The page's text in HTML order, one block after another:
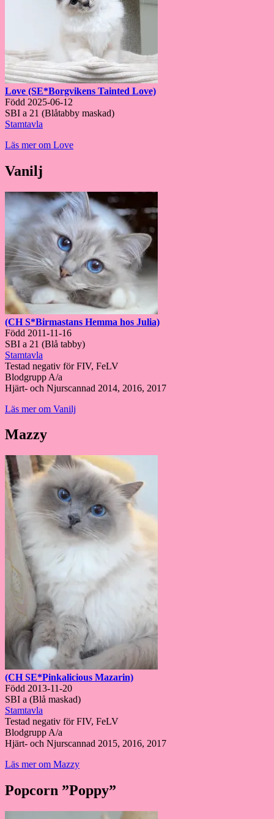
Love (SE*Borgvikens Tainted Love)
Född 2025-06-12
SBI a 21 (Blåtabby maskad)
Stamtavla
Läs mer om Love
Vanilj
(CH S*Birmastans Hemma hos Julia)
Född 2011-11-16
SBI a 21 (Blå tabby)
Stamtavla
Testad negativ för FIV, FeLV
Blodgrupp A/a
Hjärt- och Njurscannad 2014, 2016, 2017
Läs mer om Vanilj
Mazzy
(CH SE*Pinkalicious Mazarin)
Född 2013-11-20
SBI a (Blå maskad)
Stamtavla
Testad negativ för FIV, FeLV
Blodgrupp A/a
Hjärt- och Njurscannad 2015, 2016, 2017
Läs mer om Mazzy
Popcorn ”Poppy”